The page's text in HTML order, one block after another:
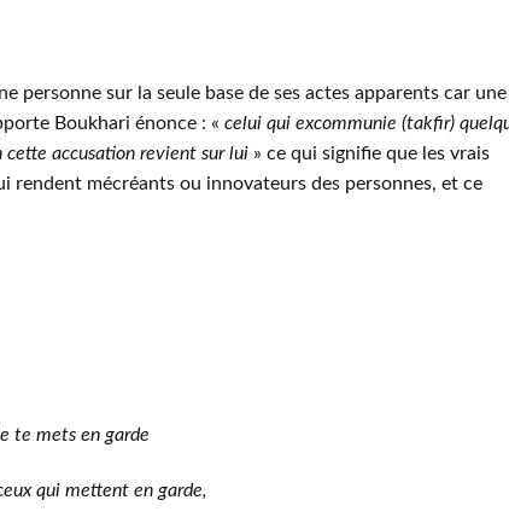
personne sur la seule base de ses actes apparents car une
Boukhari énonce : « celui qui excommunie (takfir)
cette accusation revient sur lui » ce qui signifie que les vrais
rendent mécréants ou innovateurs des personnes, et ce
te mets en garde
qui mettent en garde,